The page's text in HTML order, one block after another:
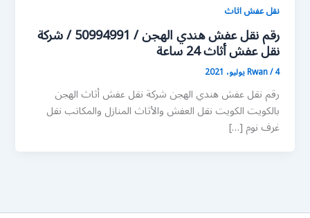
نقل عفش اثاث
رقم نقل عفش هندي الهجن / 50994991 / شركة
نقل عفش أثاث 24 ساعة
Rwan/4 يوليو، 2021
رقم نقل عفش هندي الهجن شركة نقل عفش أثاث الهجن
بالكويت الكويت نقل العفش والأثاث المنازل والمكاتب نقل
غرف نوم […]